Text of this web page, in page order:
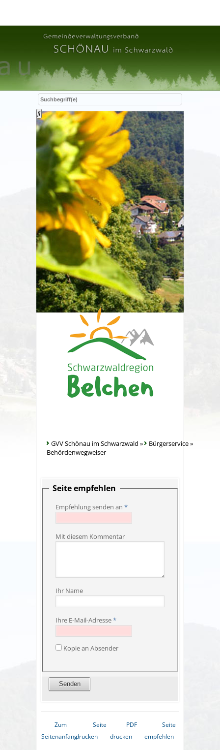
GVV Schönau im Schwarzwald » Bürgerservice»
Behördenwegweiser
Seite empfehlen
Empfehlung senden an *
Mit diesem Kommentar
Ihr Name
Ihre E-Mail-Adresse*
Kopie an Absender
Zum
Seitenanfang
Seite
drucken
PDF
drucken
Seite
empfehlen